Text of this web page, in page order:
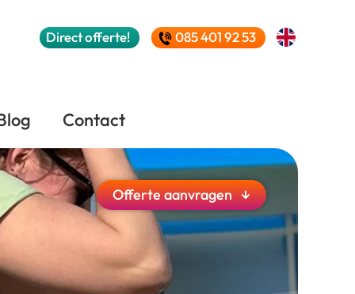
Directofferte! 085 401 92 53
Contact
Offerteaanvragen ↓